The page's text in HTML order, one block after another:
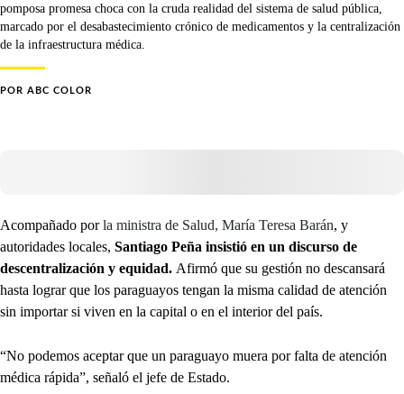
pomposa promesa choca con la cruda realidad del sistema de salud pública,
marcado por el desabastecimiento crónico de medicamentos y la centralización
de la infraestructura médica.
POR ABC COLOR
Acompañado porla ministra de Salud, María Teresa Barán, y
autoridades locales, Santiago Peña insistió en un discurso de
descentralización y equidad. Afirmó que su gestión no descansará
hasta lograr que los paraguayos tengan la misma calidad de atención
sin importar si viven en la capital o en el interior del país.
“No podemos aceptar que un paraguayo muera por falta de atención
médica rápida”, señaló el jefe de Estado.